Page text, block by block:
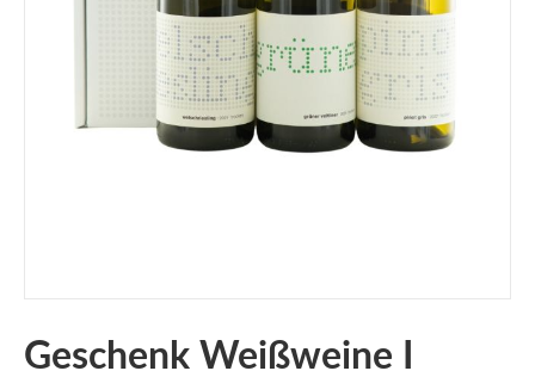
Geschenk Weißweine I